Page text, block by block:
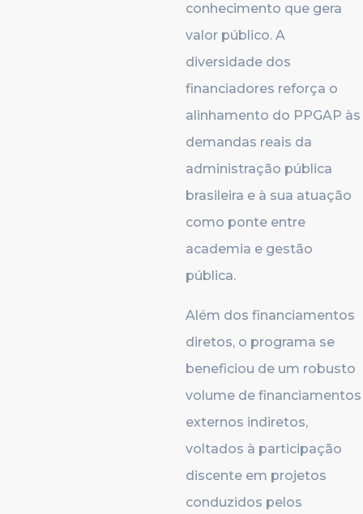
conhecimento que gera
valor público. A
diversidade dos
financiadores reforça o
alinhamento do PPGAP às
demandas reais da
administração pública
brasileira e à sua atuação
como ponte entre
academia e gestão
pública.
Além dos financiamentos
diretos, o programa se
beneficiou de um robusto
volume de financiamentos
externos indiretos,
voltados à participação
discente em projetos
conduzidos pelos